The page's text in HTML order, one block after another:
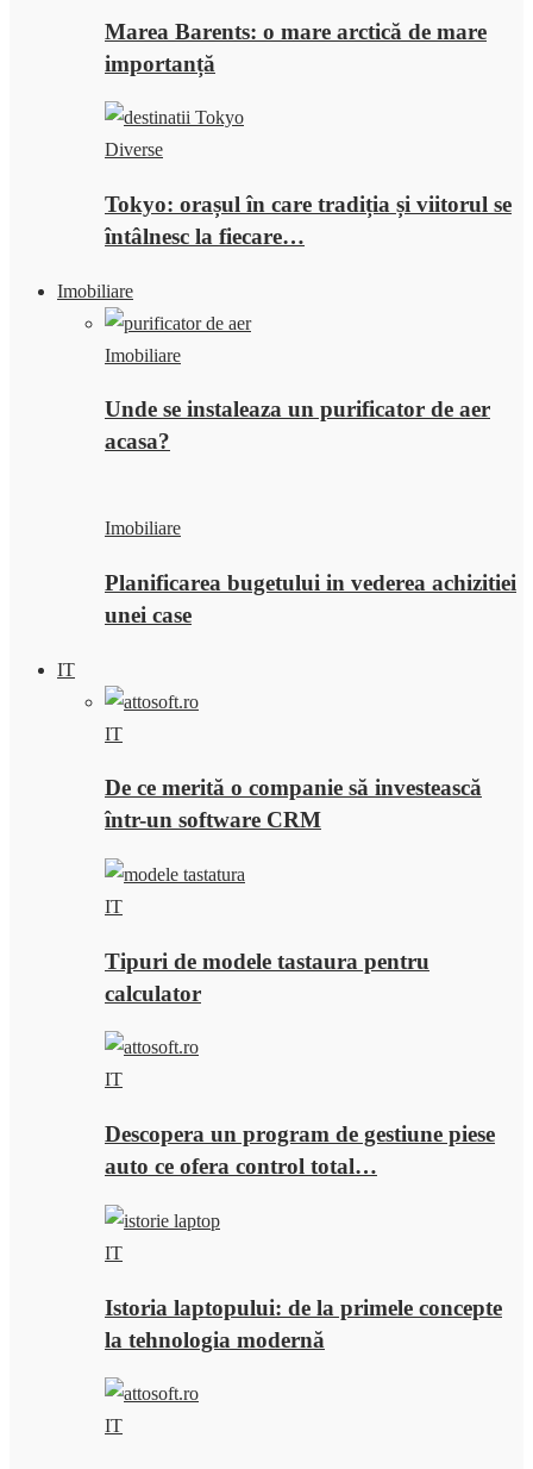
Marea Barents: o mare arctică de mare
importanță
Diverse
Tokyo: orașul în care tradiția și viitorul se
întâlnesc la fiecare…
Imobiliare
Imobiliare
Unde se instaleaza un purificator de aer
acasa?
Imobiliare
Planificarea bugetului in vederea achizitiei
unei case
IT
IT
De ce merită o companie să investească
într-un software CRM
IT
Tipuri de modele tastaura pentru
calculator
IT
Descopera un program de gestiune piese
auto ce ofera control total…
IT
Istoria laptopului: de la primele concepte
la tehnologia modernă
IT